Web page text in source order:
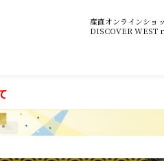
産直オンラインショ
DISCOVER WEST